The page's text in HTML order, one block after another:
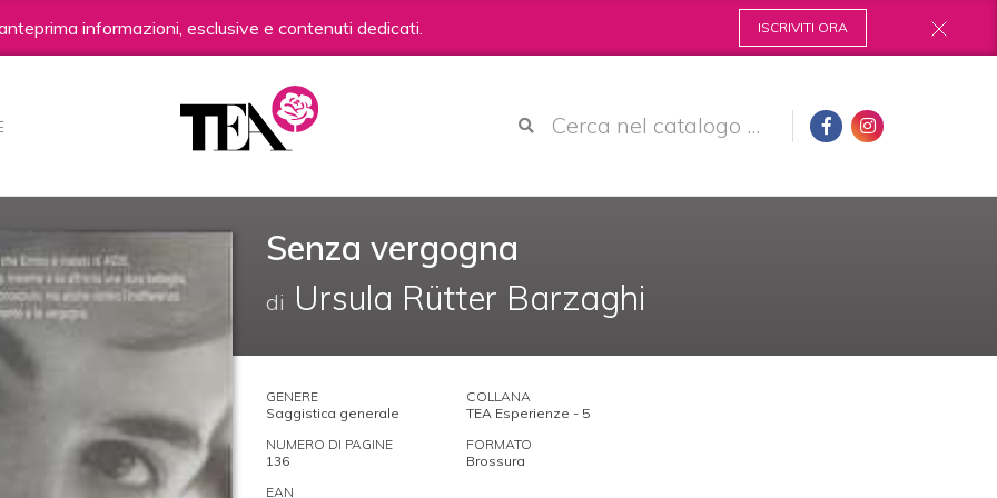
informazioni, esclusive e contenuti dedicati. ISCRIVITI ORA
Senza vergogna
di Ursula Rütter Barzaghi
GENERE
Saggistica generale
COLLANA
TEA Esperienze - 5
NUMERO DI PAGINE
136
FORMATO
Brossura
EAN